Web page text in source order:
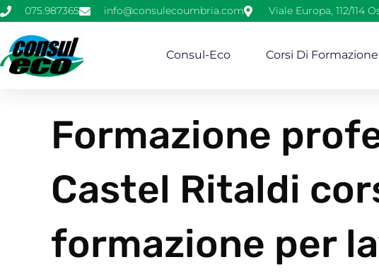
075.987365 info@consulecoumbria.com Viale Europa, 112/114
Consul-Eco Corsi Di
Formazione
Castel Ritaldi
formazione per